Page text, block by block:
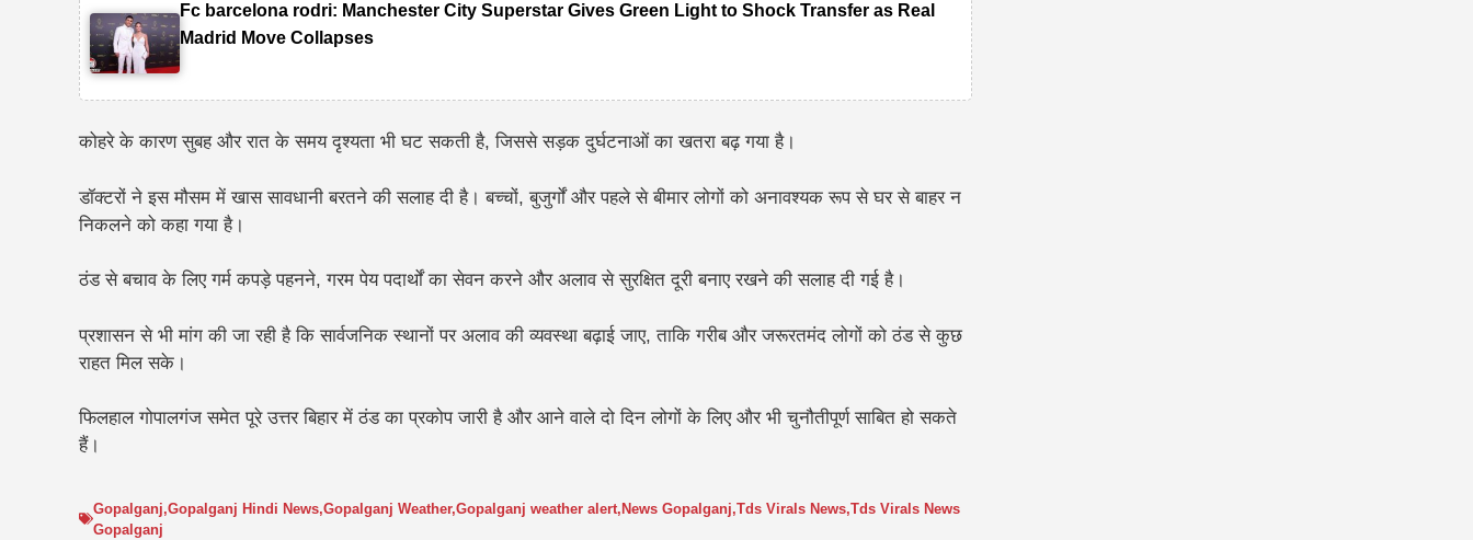
Fc barcelona rodri: Manchester City Superstar Gives Green Light to Shock Transfer as Real
Madrid Move Collapses
कोहरे के कारण सुबह और रात के समय दृश्यता भी घट सकती है, जिससे सड़क दुर्घटनाओं का खतरा बढ़ गया है।
डॉक्टरों ने इस मौसम में खास सावधानी बरतने की सलाह दी है। बच्चों, बुजुर्गों और पहले से बीमार लोगों को अनावश्यक रूप से घर से बाहर न
निकलने को कहा गया है।
ठंड से बचाव के लिए गर्म कपड़े पहनने, गरम पेय पदार्थों का सेवन करने और अलाव से सुरक्षित दूरी बनाए रखने की सलाह दी गई है।
प्रशासन से भी मांग की जा रही है कि सार्वजनिक स्थानों पर अलाव की व्यवस्था बढ़ाई जाए, ताकि गरीब और जरूरतमंद लोगों को ठंड से कुछ
राहत मिल सके।
फिलहाल गोपालगंज समेत पूरे उत्तर बिहार में ठंड का प्रकोप जारी है और आने वाले दो दिन लोगों के लिए और भी चुनौतीपूर्ण साबित हो सकते
हैं।
Gopalganj,Gopalganj Hindi News,Gopalganj Weather,Gopalganj weather alert, News Gopalganj,Tds Virals News,Tds Virals News
Gopalganj